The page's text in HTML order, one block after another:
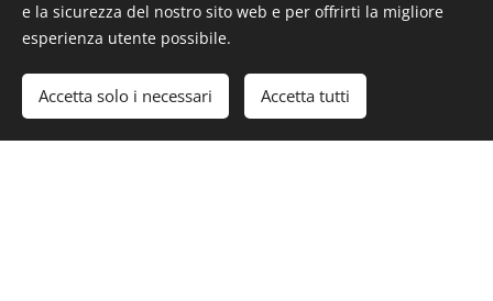
e la sicurezza del nostro sito web e per offrirti la migliore
esperienza utente possibile.
Accetta solo i necessari Accetta tutti